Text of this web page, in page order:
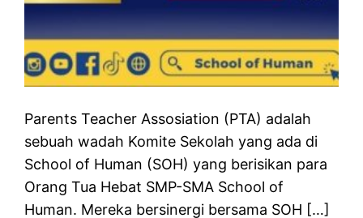
Parents Teacher Assosiation (PTA) adalah
sebuah wadah Komite Sekolah yang ada di
School of Human (SOH) yang berisikan para
Orang Tua Hebat SMP-SMA School of
Human. Mereka bersinergi bersama SOH […]